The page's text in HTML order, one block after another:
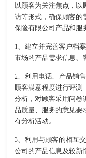
以顾客为关注焦点，以
访等形式，确保顾客的
保险有限公司产品和服
1、建立并完善客户档
市场的产品需求信息、
2、利用电话、产品销
顾客满意程度进行评测
分析，对顾客采用问卷
品质量、服务的意见要
有分析活动。
3、利用与顾客的相互
公司的产品信息及较新